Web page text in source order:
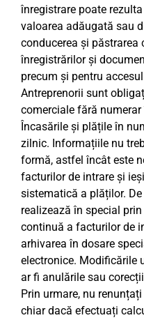
înregistrare poate
valoarea adăugată sau
conducerea și păstrarea
înregistrărilor și
precum și pentru
Antreprenorii sunt
comerciale fără numerar
Încasările și plățile în
zilnic. Informațiile nu
formă, astfel încât este
facturilor de intrare și
sistematică a plăților.
realizează în special
continuă a facturilor de
arhivarea în dosare
electronice. Modificările
ar fi anulările sau
Prin urmare, nu
chiar dacă efectuați